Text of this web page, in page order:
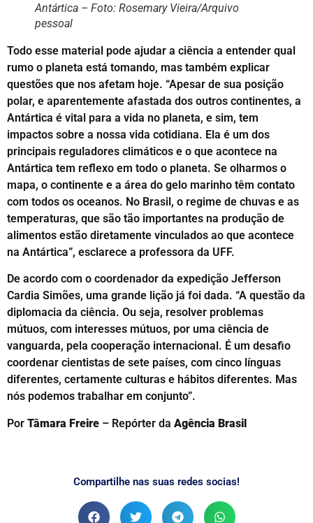
Antártica – Foto: Rosemary Vieira/Arquivo
pessoal
Todo esse material pode ajudar a ciência a entender qual
rumo o planeta está tomando, mas também explicar
questões que nos afetam hoje. “Apesar de sua posição
polar, e aparentemente afastada dos outros continentes, a
Antártica é vital para a vida no planeta, e sim, tem
impactos sobre a nossa vida cotidiana. Ela é um dos
principais reguladores climáticos e o que acontece na
Antártica tem reflexo em todo o planeta. Se olharmos o
mapa, o continente e a área do gelo marinho têm contato
com todos os oceanos. No Brasil, o regime de chuvas e as
temperaturas, que são tão importantes na produção de
alimentos estão diretamente vinculados ao que acontece
na Antártica”, esclarece a professora da UFF.
De acordo com o coordenador da expedição Jefferson
Cardia Simões, uma grande lição já foi dada. “A questão da
diplomacia da ciência. Ou seja, resolver problemas
mútuos, com interesses mútuos, por uma ciência de
vanguarda, pela cooperação internacional. É um desafio
coordenar cientistas de sete países, com cinco línguas
diferentes, certamente culturas e hábitos diferentes. Mas
nós podemos trabalhar em conjunto”.
Por Tâmara Freire – Repórter da Agência Brasil
Compartilhe nas suas redes socias!